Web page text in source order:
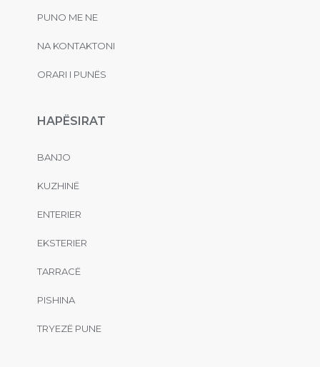
PUNO ME NE
NA KONTAKTONI
ORARI I PUNËS
HAPËSIRAT
BANJO
KUZHINË
ENTERIER
EKSTERIER
TARRACË
PISHINA
TRYEZË PUNE